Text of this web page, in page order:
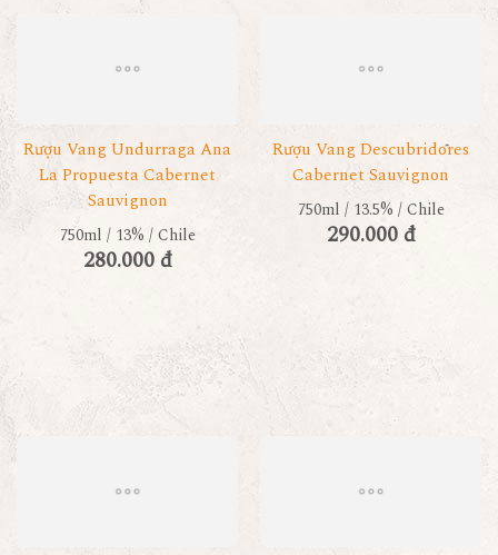
Rượu Vang Undurraga Ana
La Propuesta Cabernet
Sauvignon
750ml / 13% / Chile
280.000 đ
Rượu Vang Descubridores
Cabernet Sauvignon
750ml / 13.5% / Chile
290.000 đ